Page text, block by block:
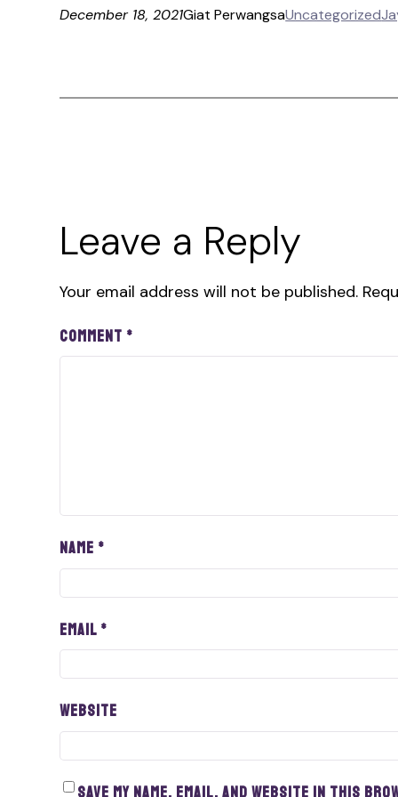
December 18, 2021Giat PerwangsaUncategorized
Leave a Reply
Your email address will not be published.
Comment *
Name *
Email *
Website
Save my name, email, and website in this